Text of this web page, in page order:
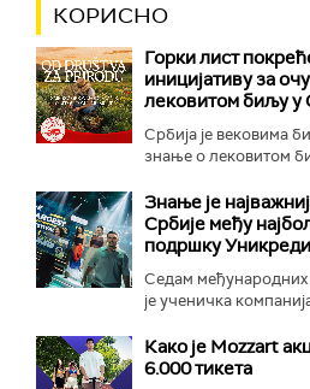
КОРИСНО
Горки лист
иницијативу за
лековитом биљу у
Србија је вековима
знање о лековитом
Знање је
Србије међу
подршку
Седам међународних
је ученичка
Како је Mozzart
6.000 тикета